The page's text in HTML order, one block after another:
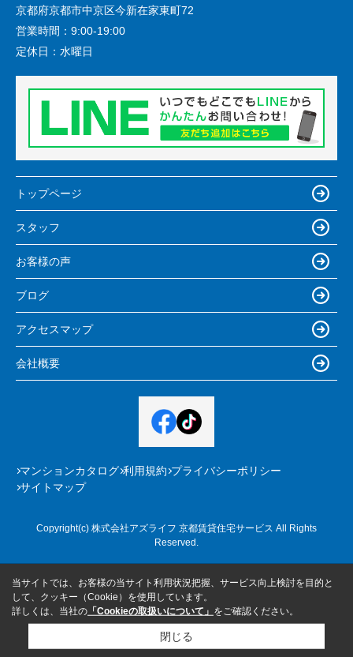
京都府京都市中京区今新在家東町72
営業時間： 9:00-19:00
定休日： 水曜日
トップページ
スタッフ
お客様の声
ブログ
アクセスマップ
会社概要
マンションカタログ 利用規約 プライバシーポリシー
サイトマップ
Copyright(c) 株式会社アズライフ 京都賃貸住宅サービス All Rights
Reserved.
当サイトでは、お客様の当サイト利用状況把握、サービス向上検討を目的と
して、クッキー（Cookie）を使用しています。
詳しくは、当社の 「Cookieの取扱いについて」 をご確認ください。
閉じる